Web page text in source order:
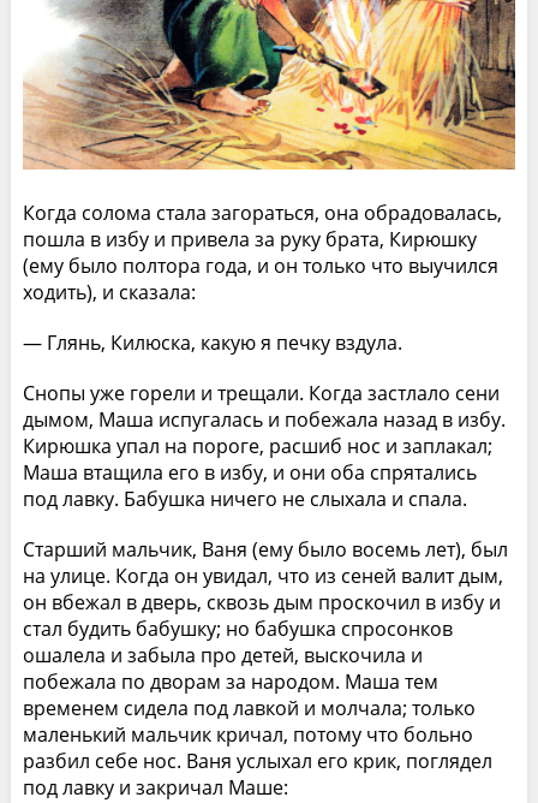
Когда солома стала загораться, она обрадовалась,
пошла в избу и привела за руку брата, Кирюшку
(ему было полтора года, и он только что выучился
ходить), и сказала:
— Глянь, Килюска, какую я печку вздула.
Снопы уже горели и трещали. Когда застлало сени
дымом, Маша испугалась и побежала назад в избу.
Кирюшка упал на пороге, расшиб нос и заплакал;
Маша втащила его в избу, и они оба спрятались
под лавку. Бабушка ничего не слыхала и спала.
Старший мальчик, Ваня (ему было восемь лет), был
на улице. Когда он увидал, что из сеней валит дым,
он вбежал в дверь, сквозь дым проскочил в избу и
стал будить бабушку; но бабушка спросонков
ошалела и забыла про детей, выскочила и
побежала по дворам за народом. Маша тем
временем сидела под лавкой и молчала; только
маленький мальчик кричал, потому что больно
разбил себе нос. Ваня услыхал его крик, поглядел
под лавку и закричал Маше: